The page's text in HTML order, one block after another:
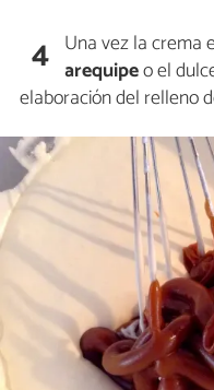
4 Una vez la crema
arequipeo el
elaboración del relleno